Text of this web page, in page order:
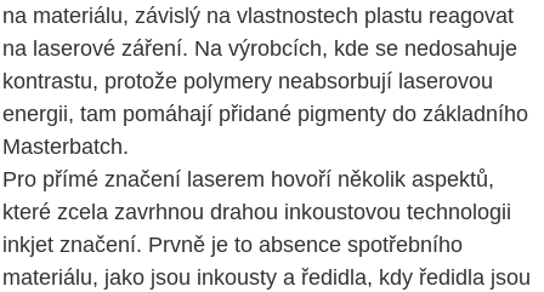
na materiálu, závislý na vlastnostech plastu reagovat
na laserové záření. Na výrobcích, kde se nedosahuje
kontrastu, protože polymery neabsorbují laserovou
energii, tam pomáhají přidané pigmenty do základního
Masterbatch.
Pro přímé značení laserem hovoří několik aspektů,
které zcela zavrhnou drahou inkoustovou technologii
inkjet značení. Prvně je to absence spotřebního
materiálu, jako jsou inkousty a ředidla, kdy ředidla jsou